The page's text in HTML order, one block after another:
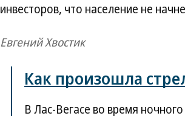
инвесторов, что население не
Евгений Хвостик
Как произошла
В Лас-Вегасе во время